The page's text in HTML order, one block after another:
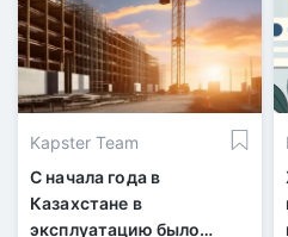
акимат Карагандинской
области. Инициатором
льготной программы для
работающей молодёжи
стал акимат области
совместно с Отбасы
банком.
Kapster Team
С начала года в
Казахстане в
эксплуатацию было